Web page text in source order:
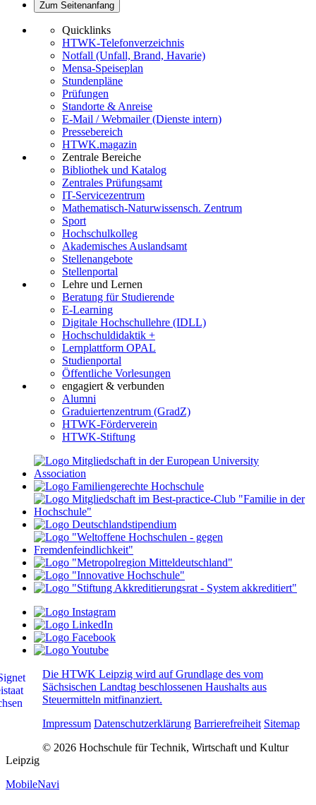
Zum Seitenanfang
Quicklinks
HTWK-Telefonverzeichnis
Notfall (Unfall, Brand, Havarie)
Mensa-Speiseplan
Stundenpläne
Prüfungen
Standorte & Anreise
E-Mail / Webmailer (Dienste intern)
Pressebereich
HTWK.magazin
Zentrale Bereiche
Bibliothek und Katalog
Zentrales Prüfungsamt
IT-Servicezentrum
Mathematisch-Naturwissensch. Zentrum
Sport
Hochschulkolleg
Akademisches Auslandsamt
Stellenangebote
Stellenportal
Lehre und Lernen
Beratung für Studierende
E-Learning
Digitale Hochschullehre (IDLL)
Hochschuldidaktik +
Lernplattform OPAL
Studienportal
Öffentliche Vorlesungen
engagiert & verbunden
Alumni
Graduiertenzentrum (GradZ)
HTWK-Förderverein
HTWK-Stiftung
Die HTWK Leipzig wird auf Grundlage des vom
Sächsischen Landtag beschlossenen Haushalts aus
Steuermitteln mitfinanziert.
Impressum Datenschutzerklärung Barrierefreiheit Sitemap
© 2026 Hochschule für Technik, Wirtschaft und Kultur
Leipzig
MobileNavi